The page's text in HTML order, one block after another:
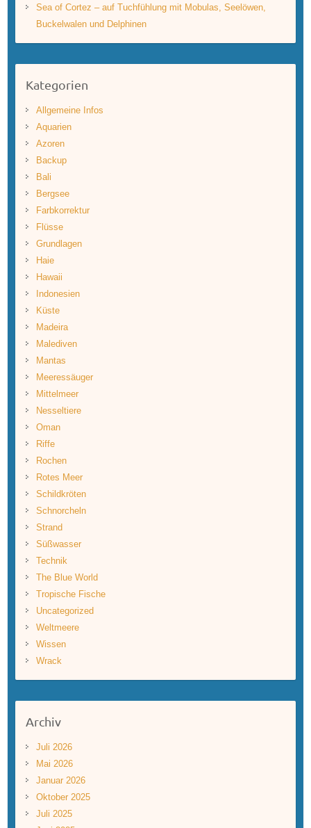
Sea of Cortez – auf Tuchfühlung mit Mobulas, Seelöwen,
Buckelwalen und Delphinen
Kategorien
Allgemeine Infos
Aquarien
Azoren
Backup
Bali
Bergsee
Farbkorrektur
Flüsse
Grundlagen
Haie
Hawaii
Indonesien
Küste
Madeira
Malediven
Mantas
Meeressäuger
Mittelmeer
Nesseltiere
Oman
Riffe
Rochen
Rotes Meer
Schildkröten
Schnorcheln
Strand
Süßwasser
Technik
The Blue World
Tropische Fische
Uncategorized
Weltmeere
Wissen
Wrack
Archiv
Juli 2026
Mai 2026
Januar 2026
Oktober 2025
Juli 2025